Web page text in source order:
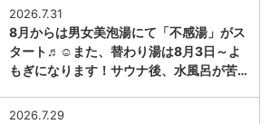
2026.7.31
8月からは男女美泡湯にて「不感湯」がス
タート♬☺また、替わり湯は8月3日～よ
もぎになります！サウナ後、水風呂が苦…
2026.7.29